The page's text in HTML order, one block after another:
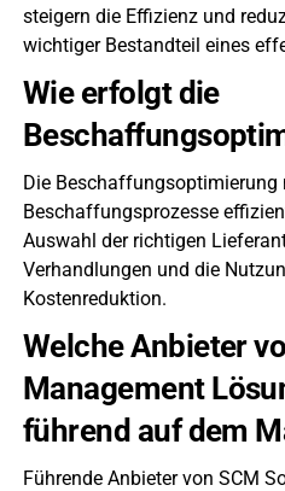
steigern die Effizienz und
wichtiger Bestandteil eines
Wie erfolgt die
Die Beschaffungsoptimierung
Beschaffungsprozesse
Auswahl der richtigen
Verhandlungen und die
Kostenreduktion.
Welche Anbieter
Management
führend auf dem
Führende Anbieter von SCM